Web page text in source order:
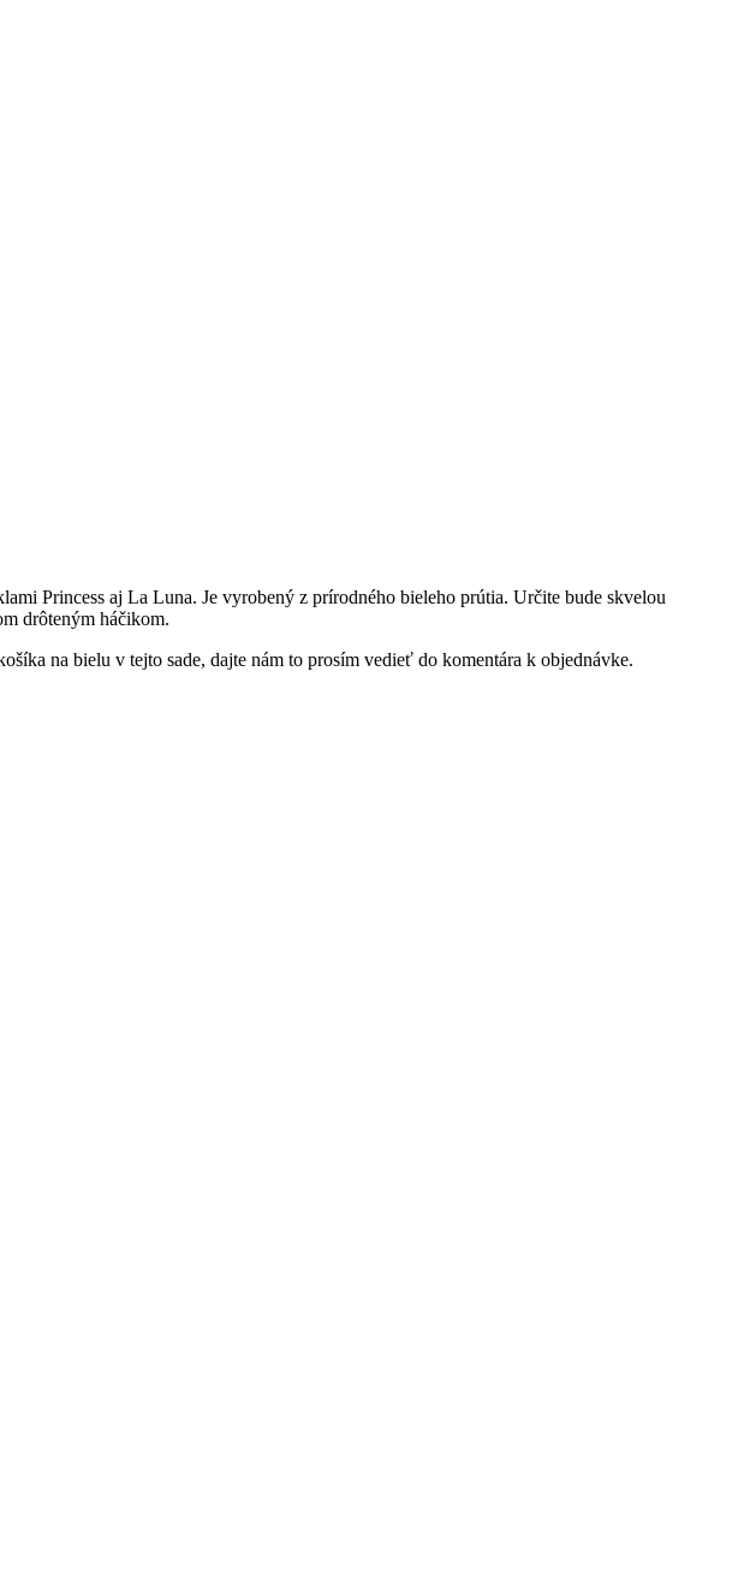
Princess aj La Luna. Je vyrobený z prírodného bieleho prútia. Určite bude skvelou
drôteným háčikom.
na bielu v tejto sade, dajte nám to prosím vedieť do komentára k objednávke.